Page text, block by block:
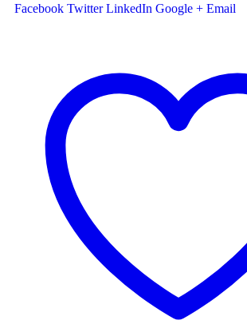
Facebook Twitter LinkedIn Google + Email